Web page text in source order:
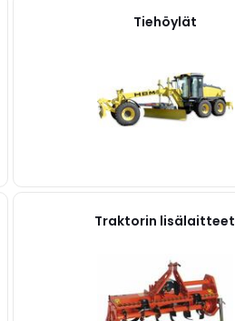
Tiehöylät
Traktorin lisälaitteet